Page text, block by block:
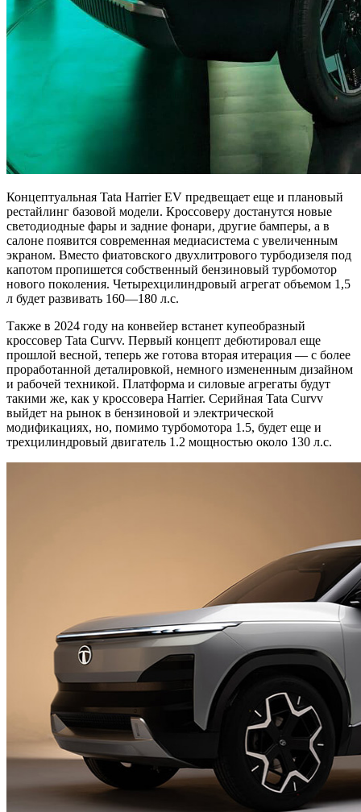
Концептуальная Tata Harrier EV предвещает еще и плановый
рестайлинг базовой модели. Кроссоверу достанутся новые
светодиодные фары и задние фонари, другие бамперы, а в
салоне появится современная медиасистема с увеличенным
экраном. Вместо фиатовского двухлитрового турбодизеля под
капотом пропишется собственный бензиновый турбомотор
нового поколения. Четырехцилиндровый агрегат объемом 1,5
л будет развивать 160—180 л.с.
Также в 2024 году на конвейер встанет купеобразный
кроссовер Tata Curvv. Первый концепт дебютировал еще
прошлой весной, теперь же готова вторая итерация — с более
проработанной деталировкой, немного измененным дизайном
и рабочей техникой. Платформа и силовые агрегаты будут
такими же, как у кроссовера Harrier. Серийная Tata Curvv
выйдет на рынок в бензиновой и электрической
модификациях, но, помимо турбомотора 1.5, будет еще и
трехцилиндровый двигатель 1.2 мощностью около 130 л.с.